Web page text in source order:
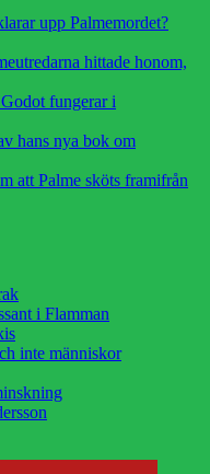
upp Palmemordet?
hittade honom,
fungerar i
hans nya bok om
att Palme sköts framifrån
i Flamman
inte människor